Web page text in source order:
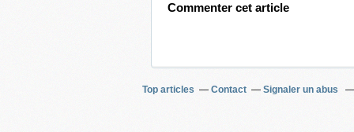
Commenter cet article
Top articles Contact Signaler un abus